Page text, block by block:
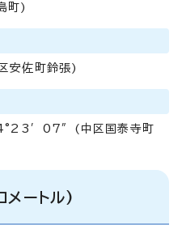
町)
佐町鈴張)
中区国泰寺町
ートル)